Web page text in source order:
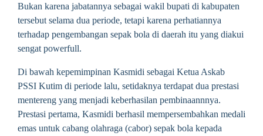
Bukan karena jabatannya sebagai wakil bupati di kabupaten
tersebut selama dua periode, tetapi karena perhatiannya
terhadap pengembangan sepak bola di daerah itu yang diakui
sengat powerfull.
Di bawah kepemimpinan Kasmidi sebagai Ketua Askab
PSSI Kutim di periode lalu, setidaknya terdapat dua prestasi
mentereng yang menjadi keberhasilan pembinaannnya.
Prestasi pertama, Kasmidi berhasil mempersembahkan medali
emas untuk cabang olahraga (cabor) sepak bola kepada